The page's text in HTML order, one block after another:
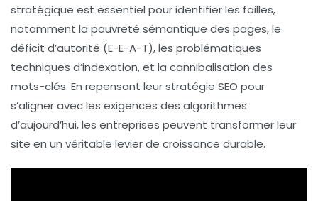
stratégique est essentiel pour identifier les failles,
notamment la pauvreté sémantique des pages, le
déficit d’autorité (E-E-A-T), les problématiques
techniques d’indexation, et la cannibalisation des
mots-clés. En repensant leur stratégie SEO pour
s’aligner avec les exigences des algorithmes
d’aujourd’hui, les entreprises peuvent transformer leur
site en un véritable levier de croissance durable.